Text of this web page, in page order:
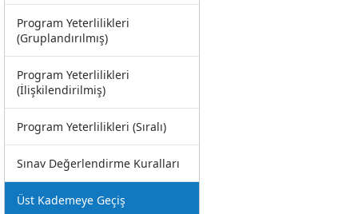
Program Yeterlilikleri
(Gruplandırılmış)
Program Yeterlilikleri
(İlişkilendirilmiş)
Program Yeterlilikleri (Sıralı)
Sınav Değerlendirme Kuralları
Üst Kademeye Geçiş